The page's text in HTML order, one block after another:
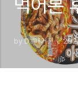
먹어본
by DY매거진